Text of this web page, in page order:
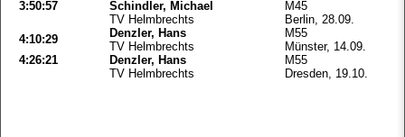
3:50:57
Schindler, Michael
TV Helmbrechts
M45
Berlin, 28.09.
4:10:29
Denzler, Hans
TV Helmbrechts
M55
Münster, 14.09.
4:26:21
Denzler, Hans
TV Helmbrechts
M55
Dresden, 19.10.